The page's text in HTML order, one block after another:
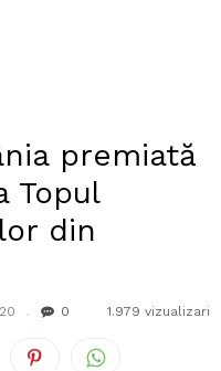
premiată
Topul
din
0 1.979 vizualizari